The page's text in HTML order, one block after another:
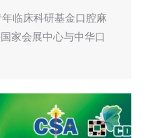
临床科研基金口腔麻
家会展中心与中华口